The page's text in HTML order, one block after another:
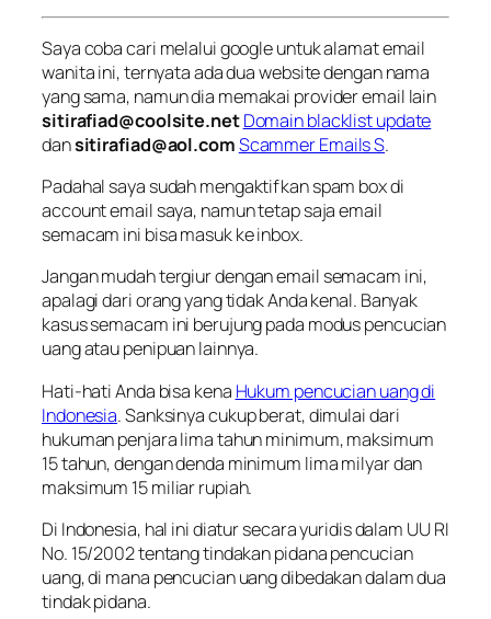
Saya coba cari melalui google untuk alamat email
wanita ini, ternyata ada dua website dengan nama
yang sama, namun dia memakai provider email lain
sitirafiad@coolsite.netDomain blacklist update
dansitirafiad@aol.comScammer Emails S.
Padahal saya sudah mengaktifkan spam box di
account email saya, namun tetap saja email
semacam ini bisa masuk ke inbox.
Jangan mudahtergiurdengan email semacam ini,
apalagi dari orang yang tidak Anda kenal. Banyak
kasus semacam ini berujung pada modus pencucian
uang atau penipuan lainnya.
Hati-hati Anda bisa kena Hukum pencucian uang di
Indonesia. Sanksinya cukup berat, dimulai dari
hukuman penjara lima tahun minimum, maksimum
15 tahun, dengan denda minimum lima milyar dan
maksimum 15 miliar rupiah.
Di Indonesia, hal ini diatur secara yuridis dalam UU RI
No. 15/2002 tentang tindakan pidana pencucian
uang, di mana pencucian uang dibedakan dalam dua
tindak pidana.